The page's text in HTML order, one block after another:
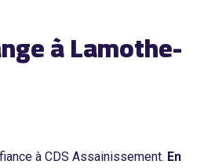
à Lamothe-
à CDS Assainissement. En